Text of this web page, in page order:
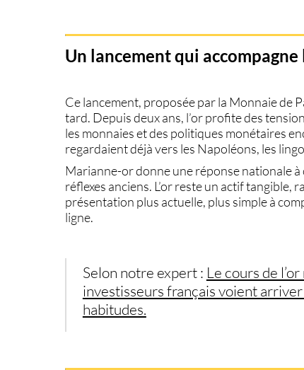
Un lancement qui accompagne
Ce lancement, proposée par la Monnaie de
tard. Depuis deux ans, l’or profite des
les monnaies et des politiques monétaires
regardaient déjà vers les Napoléons, les
Marianne-or donne une réponse nationale à
réflexes anciens. L’or reste un actif
présentation plus actuelle, plus simple à
ligne.
Selon notre expert : Le cours de
investisseurs français voient
habitudes.